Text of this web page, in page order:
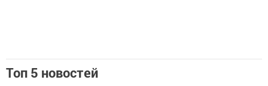
Топ 5 новостей